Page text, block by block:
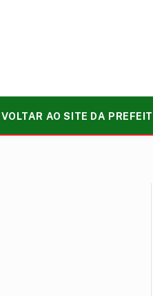
VOLTAR AO SITE DA